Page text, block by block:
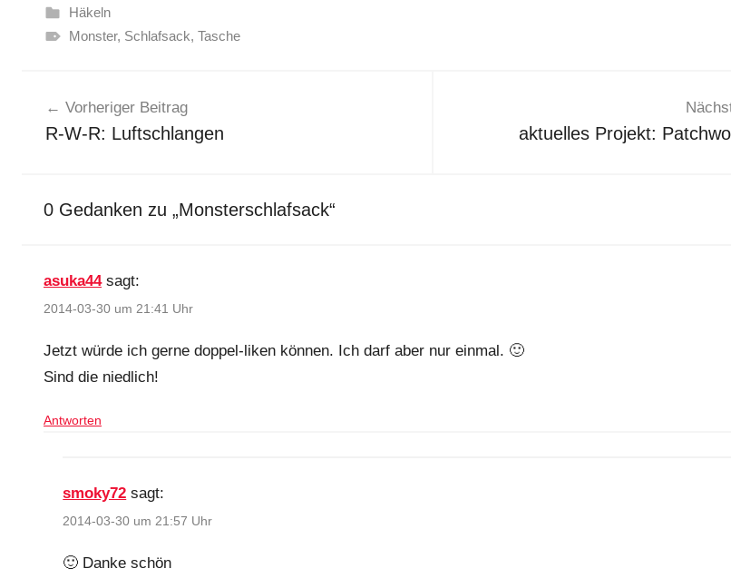
Häkeln
Monster, Schlafsack, Tasche
Vorheriger Beitrag
R-W-R: Luftschlangen aktuelles Projekt:
0 Gedanken zu „Monsterschlafsack“
asuka44 sagt:
2014-03-30 um 21:41 Uhr
Jetzt würde ich gerne doppel-liken können. Ich darf aber nur einmal. 🙂
Sind die niedlich!
Antworten
smoky72 sagt:
2014-03-30 um 21:57 Uhr
🙂 Danke schön